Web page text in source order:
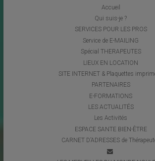
Accueil
Qui suis-je ?
SERVICES POUR LES PROS
Service de E-MAILING
Spécial THERAPEUTES
LIEUX EN LOCATION
SITE INTERNET & Plaquettes
PARTENAIRES
E-FORMATIONS
LES ACTUALITÉS
Les Activités
ESPACE SANTE BIEN-ÊTRE
CARNET D’ADRESSES de